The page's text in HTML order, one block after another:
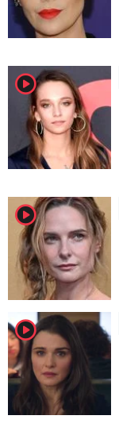
player2
player2
player2